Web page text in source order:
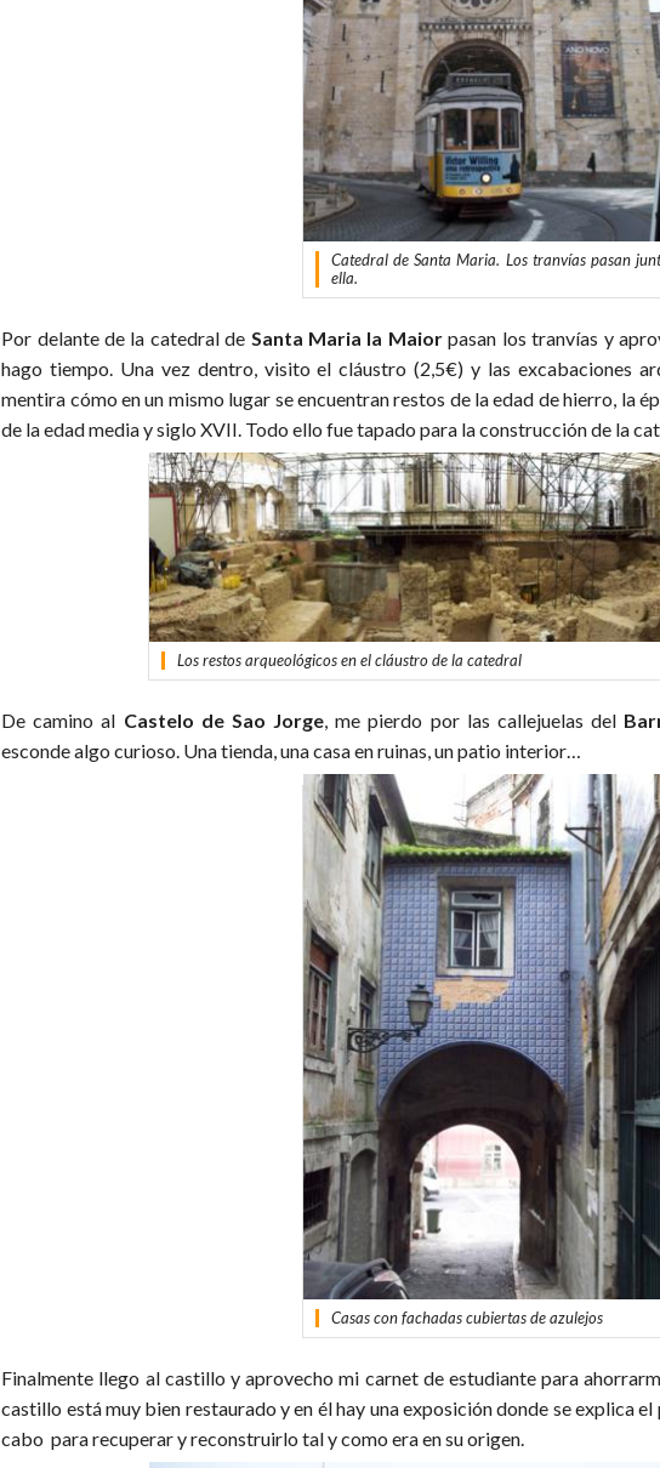
Catedral de Santa Maria. Los tranvías pasan
ella.
Por delante de la catedral de Santa Maria la Maiorpasan los tranvías y
hago tiempo. Una vez dentro, visito el cláustro (2,5€) y las excabaciones
mentira cómo en un mismo lugar se encuentran restos de la edad de hierro, la
de la edad media y siglo XVII. Todo ello fue tapado para la construcción de la
Los restos arqueológicos en el cláustro de la catedral
De camino al Castelo de Sao Jorge, me pierdo por las callejuelas del
esconde algo curioso. Una tienda, una casa en ruinas, un patio interior…
Casas con fachadas cubiertas de azulejos
Finalmente llego al castillo y aprovecho mi carnet de estudiante para
castillo está muy bien restaurado y en él hay una exposición donde se explica
cabo para recuperar y reconstruirlo tal y como era en su origen.